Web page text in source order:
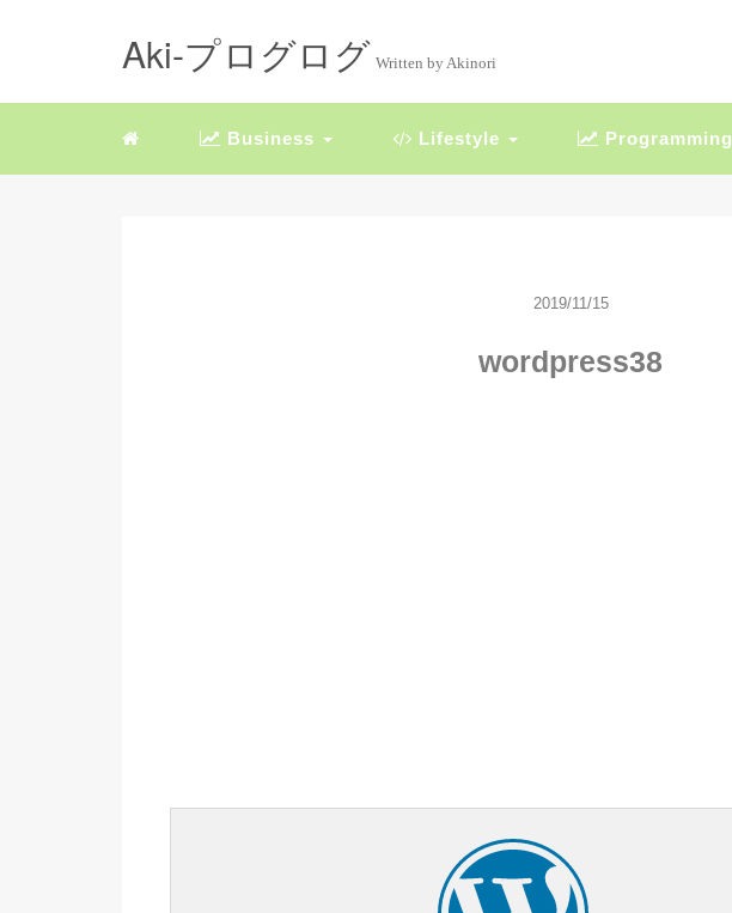
Aki-プログログ Written by Akinori
Business Lifestyle Programming
2019/11/15
wordpress38